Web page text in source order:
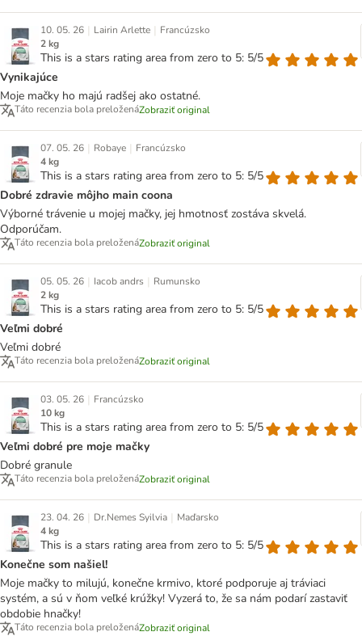
10. 05. 26 | Lairin Arlette | Francúzsko
2 kg
This is a stars rating area from zero to 5: 5/5
Vynikajúce
Moje mačky ho majú radšej ako ostatné.
Táto recenzia bola preloženáZobraziť original
07. 05. 26 | Robaye | Francúzsko
4 kg
This is a stars rating area from zero to 5: 5/5
Dobré zdravie môjho main coona
Výborné trávenie u mojej mačky, jej hmotnosť zostáva skvelá.
Odporúčam.
Táto recenzia bola preloženáZobraziť original
05. 05. 26 | Iacob andrs | Rumunsko
2 kg
This is a stars rating area from zero to 5: 5/5
Veľmi dobré
Veľmi dobré
Táto recenzia bola preloženáZobraziť original
03. 05. 26 | Francúzsko
10 kg
This is a stars rating area from zero to 5: 5/5
Veľmi dobré pre moje mačky
Dobré granule
Táto recenzia bola preloženáZobraziť original
23. 04. 26 | Dr.Nemes Syilvia | Maďarsko
4 kg
This is a stars rating area from zero to 5: 5/5
Konečne som našiel!
Moje mačky to milujú, konečne krmivo, ktoré podporuje aj tráviaci
systém, a sú v ňom veľké krúžky! Vyzerá to, že sa nám podarí zastaviť
obdobie hnačky!
Táto recenzia bola preloženáZobraziť original